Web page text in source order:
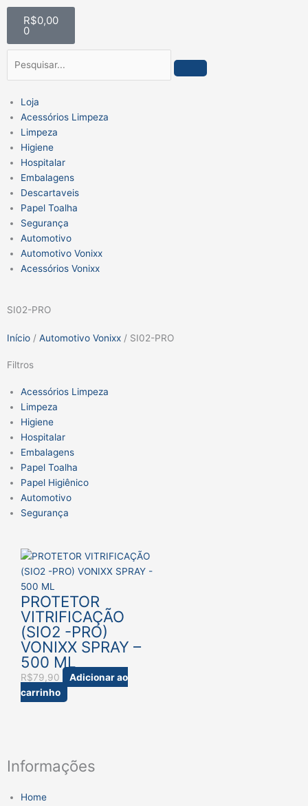
conteúdo
R$0,00
0
Carrinho
Loja
Acessórios Limpeza
Limpeza
Higiene
Hospitalar
Embalagens
Descartaveis
Papel Toalha
Segurança
Automotivo
Automotivo Vonixx
Acessórios Vonixx
SI02-PRO
Início / Automotivo Vonixx / SI02-PRO
Filtros
Acessórios Limpeza
Limpeza
Higiene
Hospitalar
Embalagens
Papel Toalha
Papel Higiênico
Automotivo
Segurança
PROTETOR
VITRIFICAÇÃO
(SIO2 -PRO)
VONIXX SPRAY –
500 ML
R$79,90
Adicionar ao
carrinho
Informações
Home